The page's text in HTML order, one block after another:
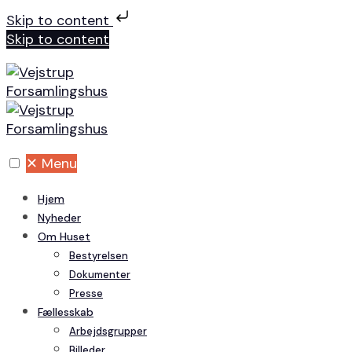
Skip to content
Skip to content
✕ Menu
Hjem
Nyheder
Om Huset
Bestyrelsen
Dokumenter
Presse
Fællesskab
Arbejdsgrupper